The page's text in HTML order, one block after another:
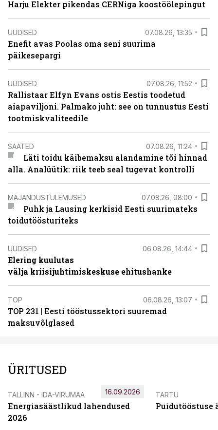
Harju Elekter pikendas CERNiga koostöölepingut
UUDISED 07.08.26, 13:35
Enefit avas Poolas oma seni suurima
päikesepargi
UUDISED 07.08.26, 11:52
Rallistaar Elfyn Evans ostis Eestis toodetud
aiapaviljoni. Palmako juht: see on tunnustus Eesti
tootmiskvaliteedile
SAATED 07.08.26, 11:24
Läti toidu käibemaksu alandamine tõi hinnad
alla. Analüütik: riik teeb seal tugevat kontrolli
MAJANDUSTULEMUSED 07.08.26, 08:00
Puhk ja Lausing kerkisid Eesti suurimateks
toidutöösturiteks
UUDISED 06.08.26, 14:44
Elering kuulutas
välja kriisijuhtimiskeskuse ehitushanke
TOP 06.08.26, 13:07
TOP 231 | Eesti tööstussektori suuremad
maksuvõlglased
ÜRITUSED
TALLINN - IDA-VIRUMAA
Energiasäästlikud lahendused
2026
16.09.2026 TARTU
Puidutööstuse